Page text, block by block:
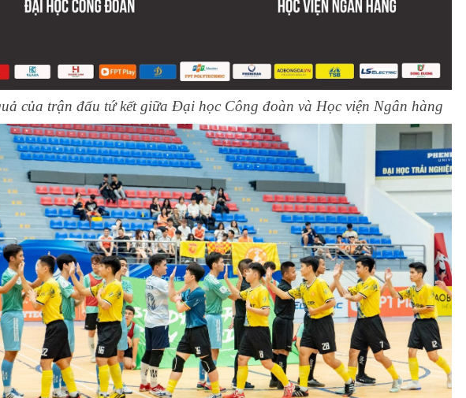
của trận đấu tứ kết giữa Đại học Công đoàn và Học viện Ngân hàng